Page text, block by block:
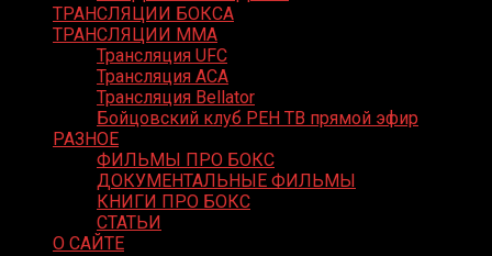
ТРАНСЛЯЦИИ БОКСА
ТРАНСЛЯЦИИ MMA
Трансляция UFC
Трансляция ACA
Трансляция Bellator
Бойцовский клуб РЕН ТВ прямой эфир
РАЗНОЕ
ФИЛЬМЫ ПРО БОКС
ДОКУМЕНТАЛЬНЫЕ ФИЛЬМЫ
КНИГИ ПРО БОКС
СТАТЬИ
О САЙТЕ